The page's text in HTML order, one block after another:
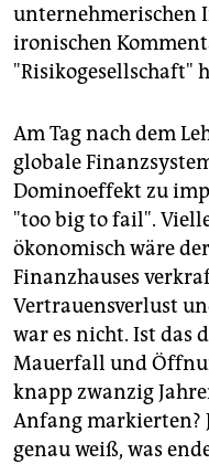
unternehmerischen
ironischen
"Risikogesellschaft"
Am Tag nach dem
globale
Dominoeffekt zu
"too big to fail".
ökonomisch wäre
Finanzhauses
Vertrauensverlust
war es nicht. Ist das
Mauerfall und
knapp zwanzig
Anfang markierten?
genau weiß, was